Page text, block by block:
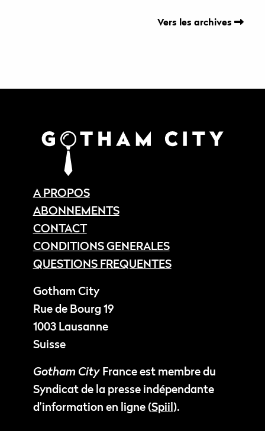
Vers les archives
A PROPOS
ABONNEMENTS
CONTACT
CONDITIONS GENERALES
QUESTIONS FREQUENTES
Gotham City
Rue de Bourg 19
1003 Lausanne
Suisse
Gotham CityFrance est membre du
Syndicat de la presse indépendante
d’information en ligne (Spiil).